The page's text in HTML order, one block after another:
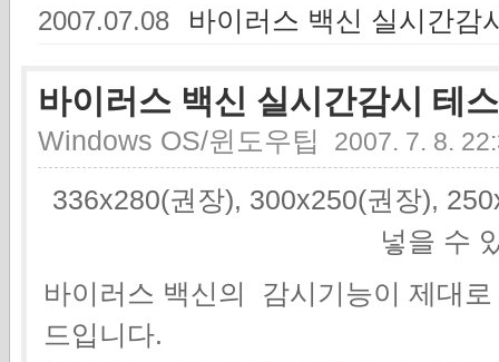
2007.07.08 바이러스 백신 실시간감
바이러스 백신 실시간감시 테
Windows OS/윈도우팁 2007. 7. 8.
336x280(권장), 300x250(권장),
넣을 수
바이러스 백신의 감시기능이 제대
드입니다.